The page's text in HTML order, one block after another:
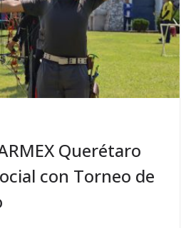
Querétaro
con Torneo de